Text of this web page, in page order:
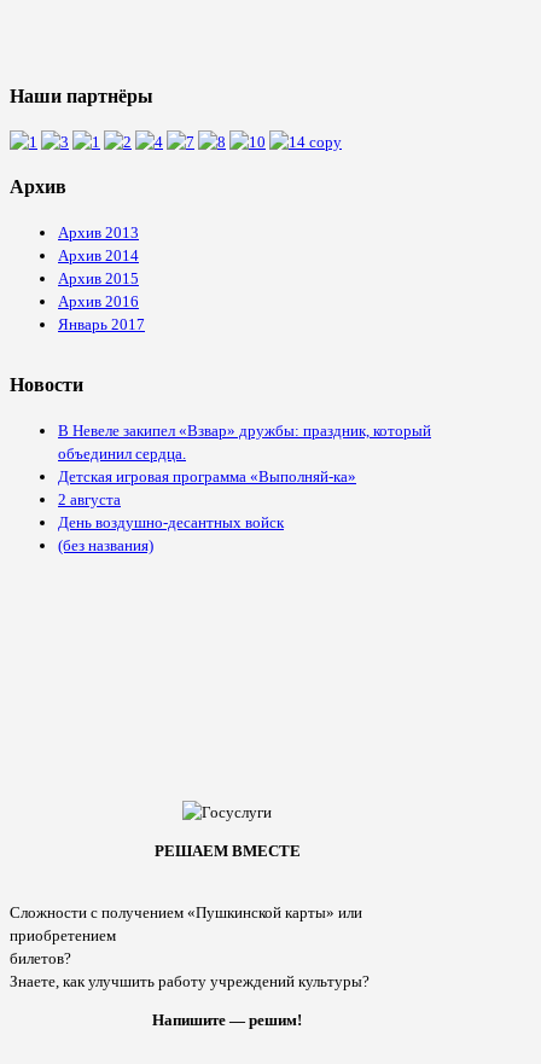
Наши партнёры
Архив
Архив 2013
Архив 2014
Архив 2015
Архив 2016
Январь 2017
Новости
В Невеле закипел «Взвар» дружбы: праздник, который
объединил сердца.
Детская игровая программа «Выполняй-ка»
2 августа
День воздушно-десантных войск
(без названия)
РЕШАЕМ ВМЕСТЕ
Сложности с получением «Пушкинской карты» или
приобретением
билетов?
Знаете, как улучшить работу учреждений культуры?
Напишите — решим!